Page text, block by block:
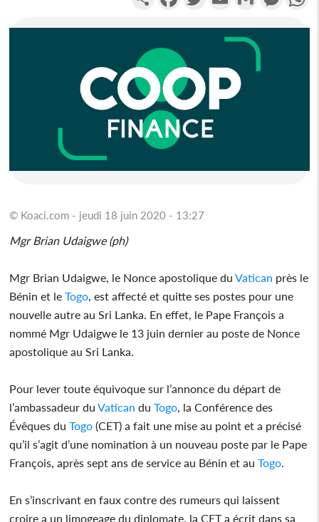
© Koaci.com - jeudi 18 juin 2020 - 13:27
Mgr Brian Udaigwe (ph)
Mgr Brian Udaigwe, le Nonce apostolique du Vatican près le
Bénin et leTogo , est affecté et quitte ses postes pour une
nouvelle autre au Sri Lanka. En effet, le Pape François a
nommé Mgr Udaigwe le 13 juin dernier au poste de Nonce
apostolique au Sri Lanka.
Pour lever toute équivoque sur l’annonce du départ de
l’ambassadeur du Vatican duTogo , la Conférence des
Évêques duTogo (CET) a fait une mise au point et a précisé
qu’il s’agit d’une nomination à un nouveau poste par le Pape
François, après sept ans de service au Bénin et auTogo
En s’inscrivant en faux contre des rumeurs qui laissent
croire a un limogeage du diplomate, la CET a écrit dans sa